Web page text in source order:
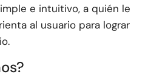
e intuitivo, a quién le
al usuario para lograr